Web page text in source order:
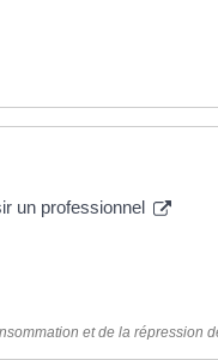
un professionnel
et de la répression